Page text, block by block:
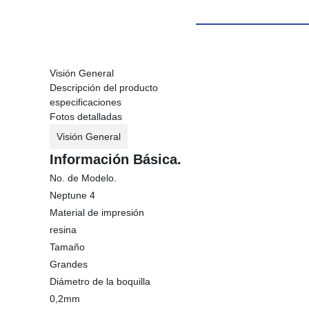
Visión General
Descripción del producto
especificaciones
Fotos detalladas
Visión General
Información Básica.
No. de Modelo.
Neptune 4
Material de impresión
resina
Tamaño
Grandes
Diámetro de la boquilla
0,2mm